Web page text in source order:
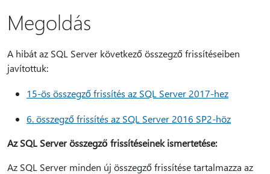
Megoldás
A hibát az SQL Server következő összegző frissítéseiben
javítottuk:
15-ös összegző frissítés az SQL Server 2017-hez
6. összegző frissítés az SQL Server 2016 SP2-höz
Az SQL Server összegző frissítéseinek ismertetése:
Az SQL Server minden új összegző frissítése tartalmazza az